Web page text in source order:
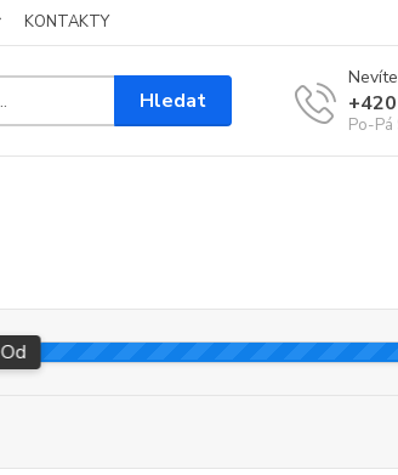
KONTAKTY
Hledat
Po-
Od